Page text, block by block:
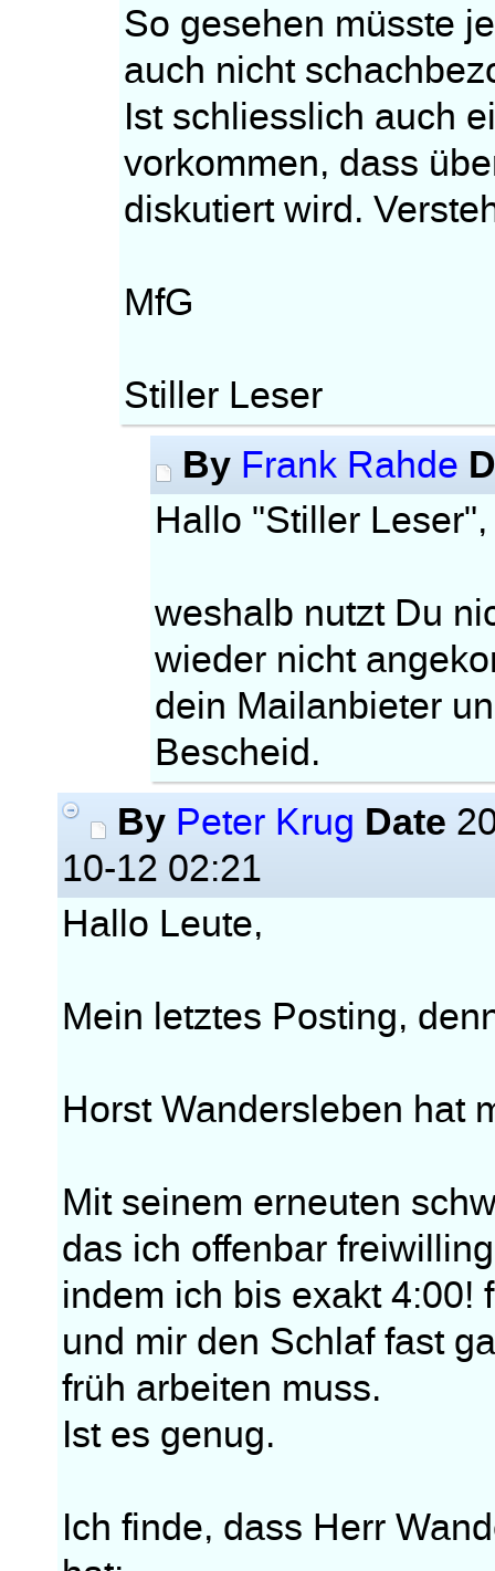
So gesehen müsste
auch nicht
Ist schliesslich auch
vorkommen, dass
diskutiert wird.
MfG
Stiller Leser
By Frank Rahde
Hallo "Stiller Leser",
weshalb nutzt Du
wieder nicht
dein Mailanbieter
Bescheid.
By Peter Krug Date
10-12 02:21
Hallo Leute,
Mein letztes Posting,
Horst Wandersleben hat
Mit seinem erneuten
das ich offenbar
indem ich bis exakt 4:00!
und mir den Schlaf fast
früh arbeiten muss.
Ist es genug.
Ich finde, dass Herr